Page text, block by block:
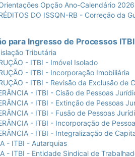
Opção Ano-Calendário 2026
DO ISSQN-RB - Correção da
para Ingresso de Processos ITBI
Tributária
- ITBI - Imóvel Isolado
- ITBI - Incorporação Imobiliária
- ITBI - Revisão da Exclusão de
- ITBI - Cisão de Pessoas
- ITBI - Extinção de Pessoas
- ITBI - Fusão de Pessoas
- ITBI - Incorporação de
- ITBI - Integralização de
- ITBI - Autarquias
- ITBI - Entidade Sindical de